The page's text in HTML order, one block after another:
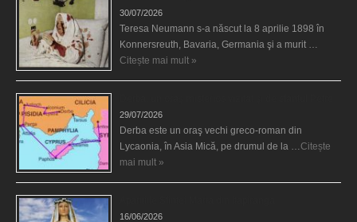
30/07/2026
Teresa Neumann s-a născut la 8 aprilie 1898 în
Konnersreuth, Bavaria, Germania şi a murit …
Citește mai mult »
29/07/2026
Derba este un oraş vechi greco-roman din
Lycaonia, în Asia Mică, pe drumul de la … Citește
mai mult »
16/06/2026